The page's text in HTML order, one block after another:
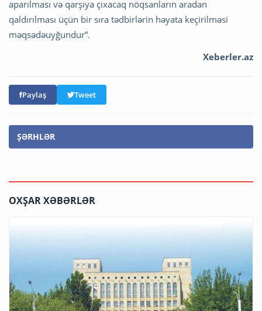
aparılması və qarşıya çıxacaq nöqsanların aradan
qaldırılması üçün bir sıra tədbirlərin həyata keçirilməsi
məqsədəuyğundur”.
Xeberler.az
Paylaş Tweet
ŞƏRHLƏR
OXŞAR XƏBƏRLƏR